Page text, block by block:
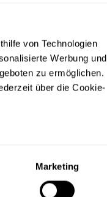
von Technologien
Werbung und
zu ermöglichen.
über die Cookie-
imAbschnitt
Marketing